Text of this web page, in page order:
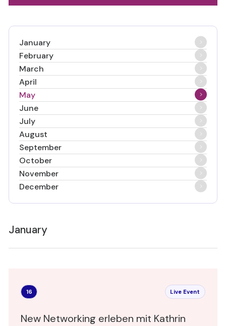
January
February
March
April
May
June
July
August
September
October
November
December
January
16 Live Event
New Networking erleben mit Kathrin